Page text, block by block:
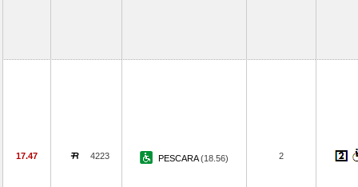
17.47 4223 PESCARA(18.56) 2